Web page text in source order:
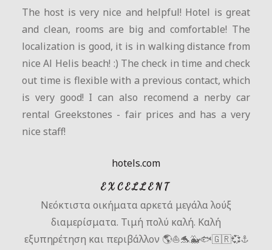
The host is very nice and helpful! Hotel is great
and clean, rooms are big and comfortable! The
localization is good, it is in walking distance from
nice Al Helis beach! :) The check in time and check
out time is flexible with a previous contact, which
is very good! I can also recomend a nerby car
rental Greekstones - fair prices and has a very
nice staff!
hotels.com
EXCELLENT
Νεόκτιστα οικήματα αρκετά μεγάλα λούξ
διαμερίσματα. Τιμή πολύ καλή. Καλή
εξυπηρέτηση και περιβάλλον 🌎⛵🐬🐳🐟🇬🇷💞⚓